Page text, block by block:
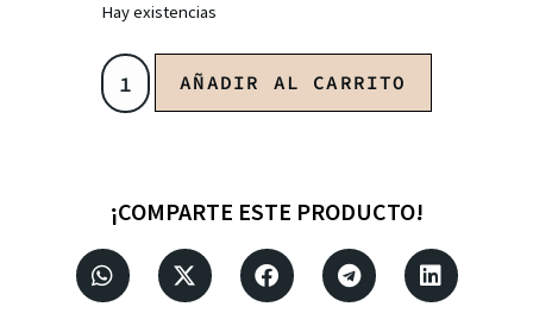
Hay existencias
AÑADIR AL CARRITO
¡COMPARTE ESTE PRODUCTO!